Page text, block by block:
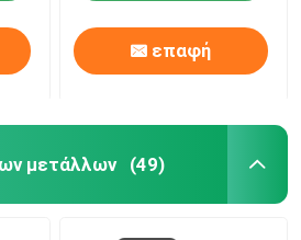
επαφή
μετάλλων (49)